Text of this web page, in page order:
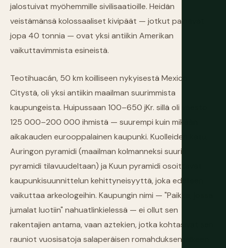
jalostuivat myöhemmille sivilisaatioille. Heidän
veistämänsä kolossaaliset kivipäät — jotkut painavat
jopa 40 tonnia — ovat yksi antiikin Amerikan
vaikuttavimmista esineistä.
Teotihuacán, 50 km koilliseen nykyisestä Mexico
Citystä, oli yksi antiikin maailman suurimmista
kaupungeista. Huipussaan 100–650 jKr. sillä oli väestö
125 000–200 000 ihmistä — suurempi kuin mikään
aikakauden eurooppalainen kaupunki. Kuolleiden katu,
Auringon pyramidi (maailman kolmanneksi suurin
pyramidi tilavuudeltaan) ja Kuun pyramidi osoittavat
kaupunkisuunnittelun kehittyneisyyttä, joka edelleen
vaikuttaa arkeologeihin. Kaupungin nimi — "Paikka, jossa
jumalat luotiin" nahuatlinkielessä — ei ollut sen
rakentajien antama, vaan aztekien, jotka kohtasivat sen
rauniot vuosisatoja salaperäisen romahduksen jälkeen